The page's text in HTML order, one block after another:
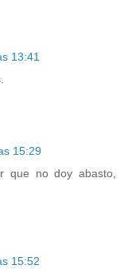
13:41
15:29
que no doy abasto,
15:52